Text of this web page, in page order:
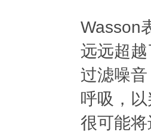
Wasson
远远超
过滤噪
呼吸，
很可能